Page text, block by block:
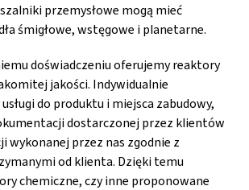
przemysłowe mogą mieć
śmigłowe, wstęgowe i planetarne.
doświadczeniu oferujemy reaktory
jakości. Indywidualnie
do produktu i miejsca zabudowy,
dostarczonej przez klientów
wykonanej przez nas zgodnie z
od klienta. Dzięki temu
chemiczne, czy inne proponowane